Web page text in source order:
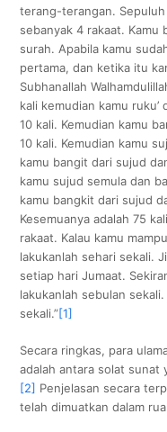
terang-terangan.
sebanyak 4 rakaat. Kamu
surah. Apabila kamu
pertama, dan ketika itu
Subhanallah
kali kemudian kamu
10 kali. Kemudian kamu
10 kali. Kemudian kamu
kamu bangit dari sujud
kamu sujud semula dan
kamu bangkit dari sujud
Kesemuanya adalah 75
rakaat. Kalau kamu
lakukanlah sehari sekali.
setiap hari Jumaat.
lakukanlah sebulan
sekali.”[1]
Secara ringkas, para
adalah antara solat sunat
[2] Penjelasan secara
telah dimuatkan dalam